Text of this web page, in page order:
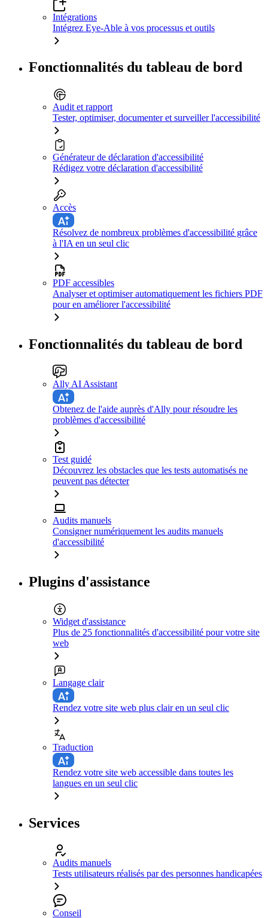
Intégrations
Intégrez Eye-Able à vos processus et outils
Fonctionnalités du tableau de bord
Audit et rapport
Tester, optimiser, documenter et surveiller l'accessibilité
Générateur de déclaration d'accessibilité
Rédigez votre déclaration d'accessibilité
Accès
Résolvez de nombreux problèmes d'accessibilité grâce
à l'IA en un seul clic
PDF accessibles
Analyser et optimiser automatiquement les fichiers PDF
pour en améliorer l'accessibilité
Fonctionnalités du tableau de bord
Ally AI Assistant
Obtenez de l'aide auprès d'Ally pour résoudre les
problèmes d'accessibilité
Test guidé
Découvrez les obstacles que les tests automatisés ne
peuvent pas détecter
Audits manuels
Consigner numériquement les audits manuels
d'accessibilité
Plugins d'assistance
Widget d'assistance
Plus de 25 fonctionnalités d'accessibilité pour votre site
web
Langage clair
Rendez votre site web plus clair en un seul clic
Traduction
Rendez votre site web accessible dans toutes les
langues en un seul clic
Services
Audits manuels
Tests utilisateurs réalisés par des personnes handicapées
Conseil